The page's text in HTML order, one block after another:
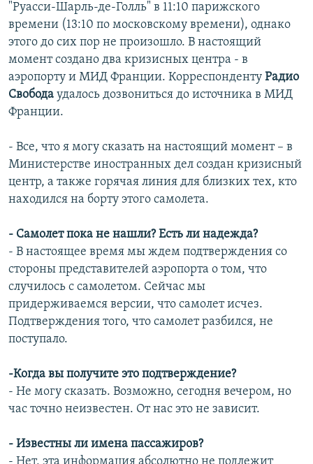
"Руасси-Шарль-де-Голль" в 11:10 парижского
времени (13:10 по московскому времени), однако
этого до сих пор не произошло. В настоящий
момент создано два кризисных центра - в
аэропорту и МИД Франции. Корреспонденту Радио
Свобода удалось дозвониться до источника в МИД
Франции.
- Все, что я могу сказать на настоящий момент – в
Министерстве иностранных дел создан кризисный
центр, а также горячая линия для близких тех, кто
находился на борту этого самолета.
- Самолет пока не нашли? Есть ли надежда?
- В настоящее время мы ждем подтверждения со
стороны представителей аэропорта о том, что
случилось с самолетом. Сейчас мы
придерживаемся версии, что самолет исчез.
Подтверждения того, что самолет разбился, не
поступало.
-Когда вы получите это подтверждение?
- Не могу сказать. Возможно, сегодня вечером, но
час точно неизвестен. От нас это не зависит.
- Известны ли имена пассажиров?